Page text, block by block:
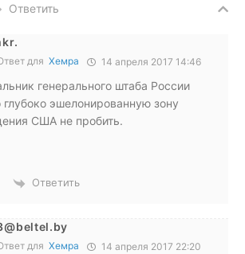
Ответить
для Хемра 14 апреля 2017 14:46
генерального штаба России
глубоко эшелонированную зону
США не пробить.
Ответить
для Хемра 14 апреля 2017 22:20